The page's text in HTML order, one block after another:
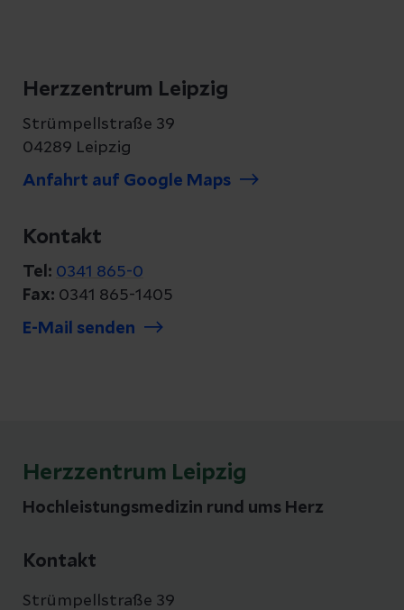
Herzzentrum Leipzig
Strümpellstraße 39
04289 Leipzig
Anfahrt auf Google Maps
Kontakt
Tel: 0341 865-0
Fax: 0341 865-1405
E-Mail senden
Herzzentrum Leipzig
Hochleistungsmedizin rund ums Herz
Kontakt
Strümpellstraße 39